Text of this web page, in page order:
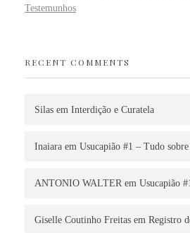
Testemunhos
RECENT COMMENTS
Silas em Interdição e Curatela
Inaiara em Usucapião #1 – Tudo
ANTONIO WALTER em Usucapião
Giselle Coutinho Freitas em Registro